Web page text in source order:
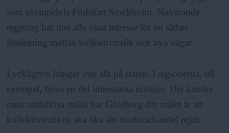
som exempelvis Förbifart Stockholm. Nuvarande
regering har inte alls visat intresse för en sådan
fördelning mellan kollektivtrafik och nya vägar.
Lyckligtvis hänger inte allt på staten. I regionerna, till
exempel, finns en del intressanta initiativ. Det kanske
mest ambitiösa målet har Göteborg där målet är att
kollektivtrafiken ska öka sin marknadsandel rejält.